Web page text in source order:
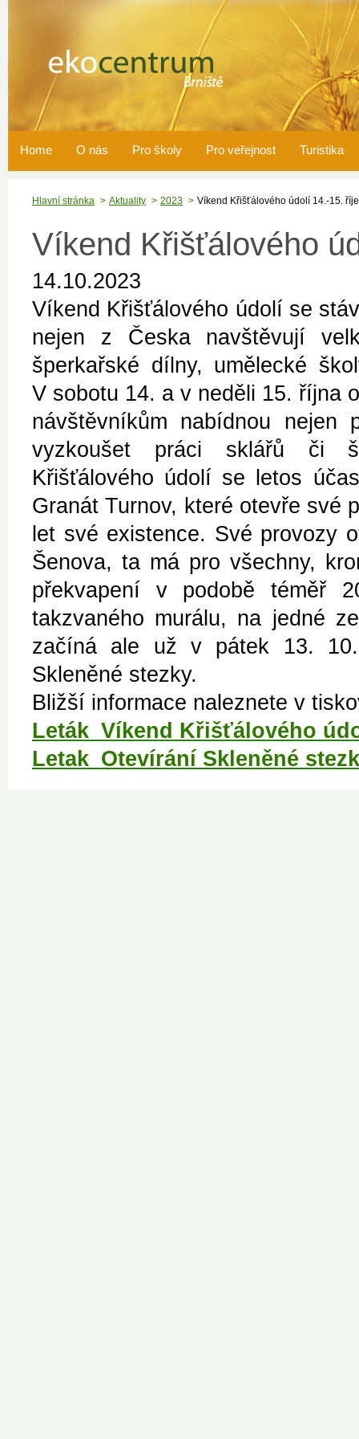
Home O nás Pro školy Pro veřejnost Turistika
Hlavní stránka Aktuality 2023 Víkend Křišťálového údolí 14.-15.
Víkend Křišťálového
14.10.2023
Víkend Křišťálového údolí se
nejen z Česka navštěvují
šperkařské dílny, umělecké
V sobotu 14. a v neděli 15. října
návštěvníkům nabídnou
vyzkoušet práci sklářů či
Křišťálového údolí se letos
Granát Turnov, které otevře své
let své existence. Své provozy
Šenova, ta má pro všechny,
překvapení v podobě téměř
takzvaného murálu, na jedné
začíná ale už v pátek 13.
Skleněné stezky.
Bližší informace naleznete v
Leták_Víkend Křišťálového
Letak_Otevírání Skleněné